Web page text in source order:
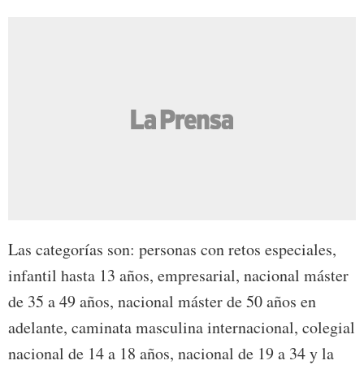
Las categorías son: personas con retos especiales,
infantil hasta 13 años, empresarial, nacional máster
de 35 a 49 años, nacional máster de 50 años en
adelante, caminata masculina internacional, colegial
nacional de 14 a 18 años, nacional de 19 a 34 y la